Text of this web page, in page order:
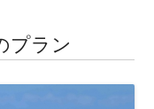
プラン
む）